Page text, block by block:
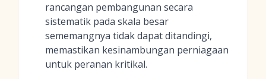
rancangan pembangunan secara
sistematik pada skala besar
sememangnya tidak dapat ditandingi,
memastikan kesinambungan perniagaan
untuk peranan kritikal.